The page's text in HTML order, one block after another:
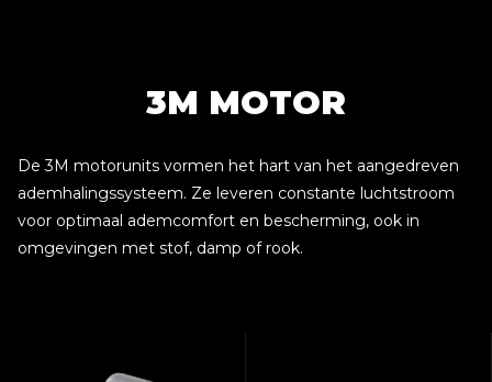
3M MOTOR
De 3M motorunits vormen het hart van het aangedreven
ademhalingssysteem. Ze leveren constante luchtstroom
voor optimaal ademcomfort en bescherming, ook in
omgevingen met stof, damp of rook.